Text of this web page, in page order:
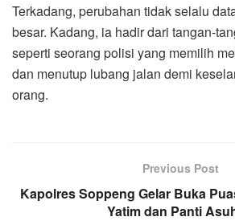
Terkadang, perubahan tidak selalu
besar. Kadang, ia hadir dari tangan-
seperti seorang polisi yang memilih
dan menutup lubang jalan demi
orang.
Previous Post
Kapolres Soppeng Gelar Buka
Yatim dan Panti